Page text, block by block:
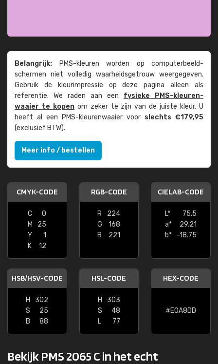
Belangrijk: PMS-kleuren worden op computer­beeld­
schermen niet volledig waarheids­­getrouw weer­gegeven.
Gebruik de kleur­impressie op deze pagina alleen als
referentie. We raden aan een fysieke PMS-kleuren­
waaier te kopenom zeker te zijn van de juiste kleur. U
heeft al een PMS-kleuren­waaier voor slechts €179,95
(exclusief BTW).
Meer info / bestellen
CMYK-CODE
C
0
M
25
Y
1
K
12
RGB-CODE
R
224
G
168
B
221
CIELAB-CODE
L*
75.5
a*
29.21
b*
-18.75
HSB/HSV-CODE
H
302
S
25
B
88
HSL-CODE
H
303
S
48
L
77
HEX-CODE
#E0A8DD
Bekijk PMS 2065 C in het echt